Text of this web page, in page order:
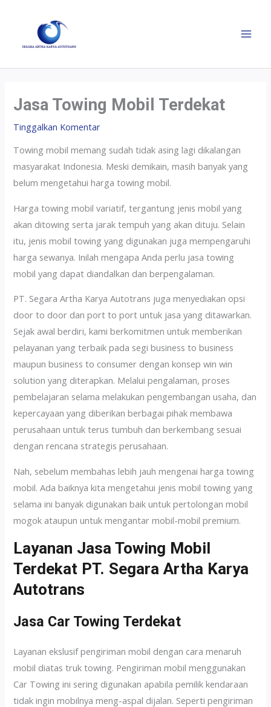
Jasa Towing Mobil Terdekat
Tinggalkan Komentar
Towing mobil memang sudah tidak asing lagi dikalangan
masyarakat Indonesia. Meski demikain, masih banyak yang
belum mengetahui harga towing mobil.
Harga towing mobil variatif, tergantung jenis mobil yang
akan ditowing serta jarak tempuh yang akan dituju. Selain
itu, jenis mobil towing yang digunakan juga mempengaruhi
harga sewanya. Inilah mengapa Anda perlu jasa towing
mobil yang dapat diandalkan dan berpengalaman.
PT. Segara Artha Karya Autotrans juga menyediakan opsi
door to door dan port to port untuk jasa yang ditawarkan.
Sejak awal berdiri, kami berkomitmen untuk memberikan
pelayanan yang terbaik pada segi business to business
maupun business to consumer dengan konsep win win
solution yang diterapkan. Melalui pengalaman, proses
pembelajaran selama melakukan pengembangan usaha, dan
kepercayaan yang diberikan berbagai pihak membawa
perusahaan untuk terus tumbuh dan berkembang sesuai
dengan rencana strategis perusahaan.
Nah, sebelum membahas lebih jauh mengenai harga towing
mobil. Ada baiknya kita mengetahui jenis mobil towing yang
selama ini banyak digunakan baik untuk pertolongan mobil
mogok ataupun untuk mengantar mobil-mobil premium.
Layanan Jasa Towing Mobil
Terdekat PT. Segara Artha Karya
Autotrans
Jasa Car Towing Terdekat
Layanan ekslusif pengiriman mobil dengan cara menaruh
mobil diatas truk towing. Pengiriman mobil menggunakan
Car Towing ini sering digunakan apabila pemilik kendaraan
tidak ingin mobilnya meng-aspal dijalan. Seperti pengiriman